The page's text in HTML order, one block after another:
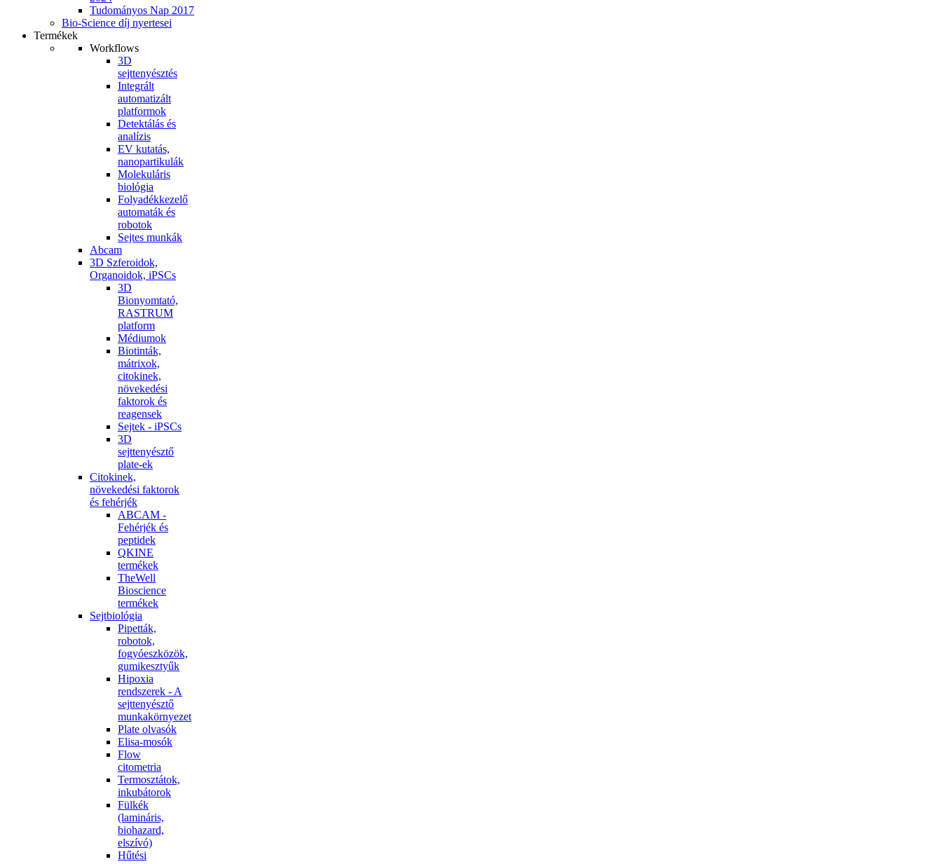
Tudományos Nap 2017
Bio-Science díj nyertesei
Termékek
Workflows
3D
sejttenyésztés
Integrált
automatizált
platformok
Detektálás és
analízis
EV kutatás,
nanopartikulák
Molekuláris
biológia
Folyadékkezelő
automaták és
robotok
Sejtes munkák
Abcam
3D Szferoidok,
Organoidok, iPSCs
3D
Bionyomtató,
RASTRUM
platform
Médiumok
Biotinták,
mátrixok,
citokinek,
növekedési
faktorok és
reagensek
Sejtek - iPSCs
3D
sejttenyésztő
plate-ek
Citokinek,
növekedési faktorok
és fehérjék
ABCAM -
Fehérjék és
peptidek
QKINE
termékek
TheWell
Bioscience
termékek
Sejtbiológia
Pipetták,
robotok,
fogyóeszközök,
gumikesztyűk
Hipoxia
rendszerek - A
sejttenyésztő
munkakörnyezet
Plate olvasók
Elisa-mosók
Flow
citometria
Termosztátok,
inkubátorok
Fülkék
(lamináris,
biohazard,
elszívó)
Hűtési